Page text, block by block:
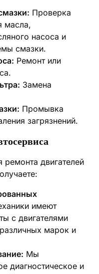
Проверка
масла,
насоса и
смазки.
Ремонт или
Замена
Промывка
загрязнений.
двигателей
имеют
с двигателями
марок и
Мы
диагностическое и